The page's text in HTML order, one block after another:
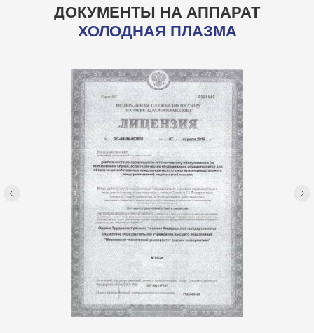
ДОКУМЕНТЫ НА АППАРАТ
ХОЛОДНАЯ ПЛАЗМА